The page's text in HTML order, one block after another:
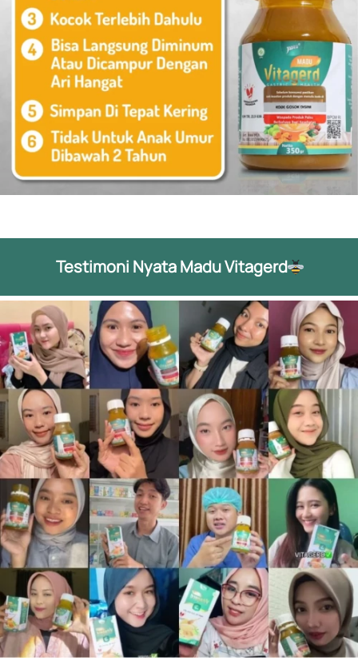
Testimoni Nyata Madu Vitagerd